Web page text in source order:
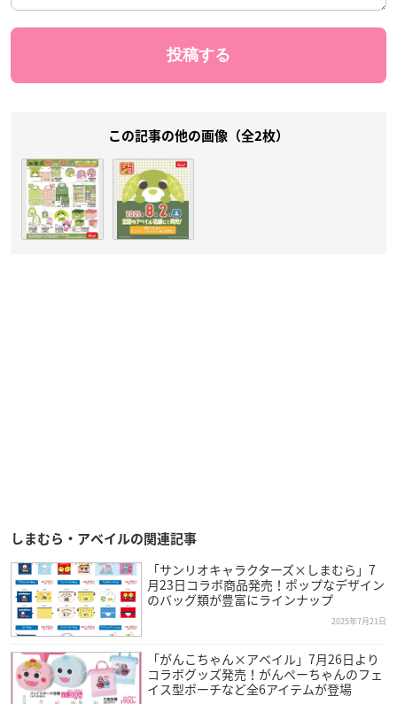
この記事の他の画像（全2枚）
しまむら・アベイルの関連記事
「サンリオキャラクターズ×しまむら」7
月23日コラボ商品発売！ポップなデザイン
のバッグ類が豊富にラインナップ
2025年7月21日
「がんこちゃん×アベイル」7月26日より
コラボグッズ発売！がんぺーちゃんのフェ
イス型ポーチなど全6アイテムが登場